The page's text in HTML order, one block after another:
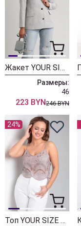
Жакет YOUR SIZE 2234
Размеры:
46
223 BYN246 BYN
24%
Топ YOUR SIZE 2228 какао с молоком